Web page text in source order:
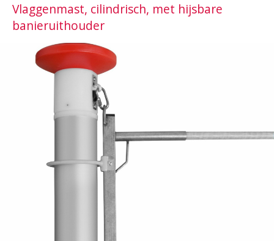
Vlaggenmast, cilindrisch, met hijsbare
banieruithouder